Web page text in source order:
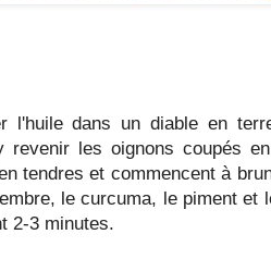
l'huile dans un diable en
revenir les oignons coupés
tendres et commencent à
le curcuma, le piment et
2-3 minutes.